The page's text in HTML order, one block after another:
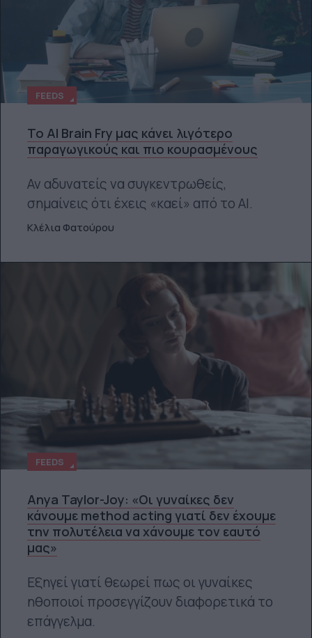
FEEDS
Το AI Brain Fry μας κάνει λιγότερο
παραγωγικούς και πιο κουρασμένους
Αν αδυνατείς να συγκεντρωθείς,
σημαίνεις ότι έχεις «καεί» από το ΑΙ.
Κλέλια Φατούρου
FEEDS
Anya Taylor-Joy: «Οι γυναίκες δεν
κάνουμε method acting γιατί δεν έχουμε
την πολυτέλεια να χάνουμε τον εαυτό
μας»
Εξηγεί γιατί θεωρεί πως οι γυναίκες
ηθοποιοί προσεγγίζουν διαφορετικά το
επάγγελμα.